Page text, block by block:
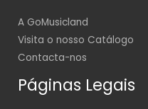
A GoMusicland
Visita o nosso Catálogo
Contacta-nos
Páginas Legais